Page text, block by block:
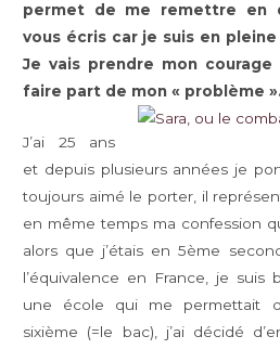
permet de me remettre en
vous écris car je suis en
Je vais prendre mon
faire part de mon « problème ».
J’ai 25 ans
et depuis plusieurs années je
toujours aimé le porter, il
en même temps ma confession
alors que j’étais en 5ème
l’équivalence en France, je suis
une école qui me permettait
sixième (=le bac), j’ai décidé